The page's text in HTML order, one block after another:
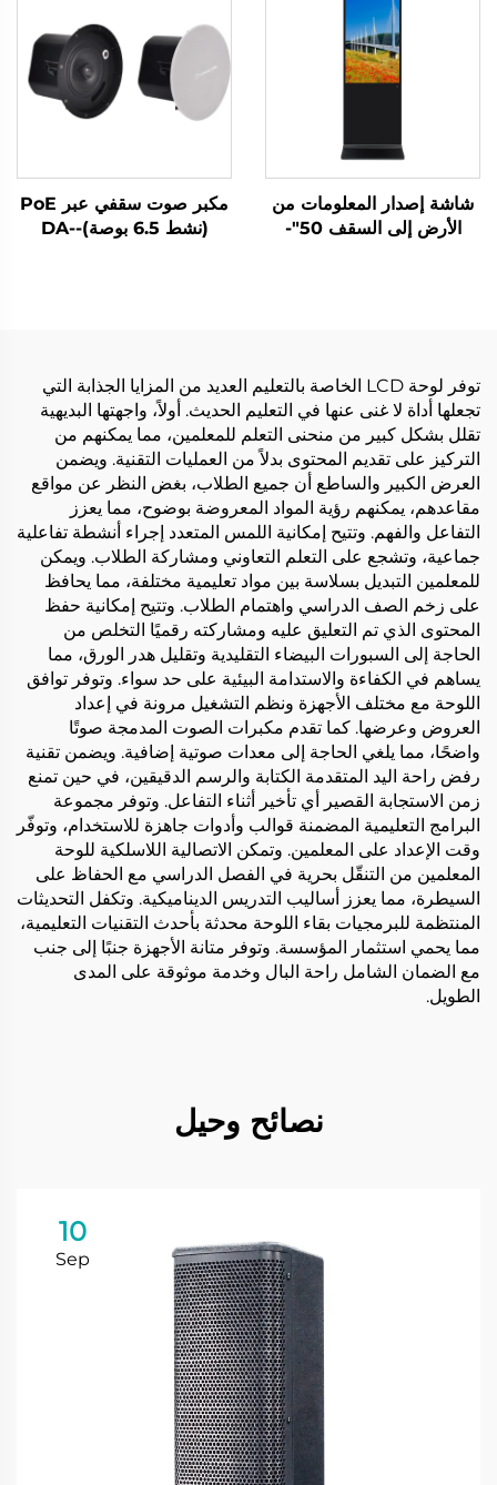
شاشة إصدار المعلومات من
الأرض إلى السقف 50"-
مكبر صوت سقفي عبر PoE
(نشط 6.5 بوصة)-DA-
توفر لوحة LCD الخاصة بالتعليم العديد من المزايا الجذابة التي
تجعلها أداة لا غنى عنها في التعليم الحديث. أولاً، واجهتها البديهية
تقلل بشكل كبير من منحنى التعلم للمعلمين، مما يمكنهم من
التركيز على تقديم المحتوى بدلاً من العمليات التقنية. ويضمن
العرض الكبير والساطع أن جميع الطلاب، بغض النظر عن مواقع
مقاعدهم، يمكنهم رؤية المواد المعروضة بوضوح، مما يعزز
التفاعل والفهم. وتتيح إمكانية اللمس المتعدد إجراء أنشطة تفاعلية
جماعية، وتشجع على التعلم التعاوني ومشاركة الطلاب. ويمكن
للمعلمين التبديل بسلاسة بين مواد تعليمية مختلفة، مما يحافظ
على زخم الصف الدراسي واهتمام الطلاب. وتتيح إمكانية حفظ
المحتوى الذي تم التعليق عليه ومشاركته رقميًا التخلص من
الحاجة إلى السبورات البيضاء التقليدية وتقليل هدر الورق، مما
يساهم في الكفاءة والاستدامة البيئية على حد سواء. وتوفر توافق
اللوحة مع مختلف الأجهزة ونظم التشغيل مرونة في إعداد
العروض وعرضها. كما تقدم مكبرات الصوت المدمجة صوتًا
واضحًا، مما يلغي الحاجة إلى معدات صوتية إضافية. ويضمن تقنية
رفض راحة اليد المتقدمة الكتابة والرسم الدقيقين، في حين تمنع
زمن الاستجابة القصير أي تأخير أثناء التفاعل. وتوفر مجموعة
البرامج التعليمية المضمنة قوالب وأدوات جاهزة للاستخدام، وتوفّر
وقت الإعداد على المعلمين. وتمكن الاتصالية اللاسلكية للوحة
المعلمين من التنقّل بحرية في الفصل الدراسي مع الحفاظ على
السيطرة، مما يعزز أساليب التدريس الديناميكية. وتكفل التحديثات
المنتظمة للبرمجيات بقاء اللوحة محدثة بأحدث التقنيات التعليمية،
مما يحمي استثمار المؤسسة. وتوفر متانة الأجهزة جنبًا إلى جنب
مع الضمان الشامل راحة البال وخدمة موثوقة على المدى
الطويل.
نصائح وحيل
10
Sep